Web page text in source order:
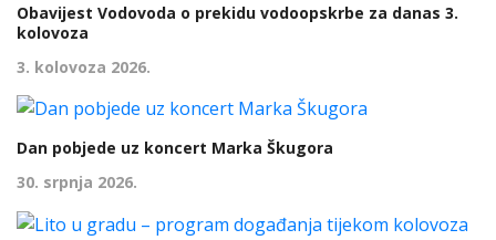
Obavijest Vodovoda o prekidu vodoopskrbe za danas 3.
kolovoza
3. kolovoza 2026.
Dan pobjede uz koncert Marka Škugora
30. srpnja 2026.